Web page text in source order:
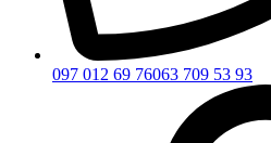
097 012 69 76063 709 53 93